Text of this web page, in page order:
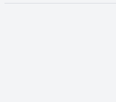
opens